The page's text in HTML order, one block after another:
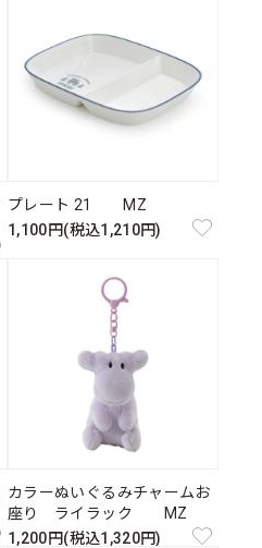
プレート 21 MZ
1,100円(税込1,210円)
カラーぬいぐるみチャームお
座り ライラック MZ
1,200円(税込1,320円)